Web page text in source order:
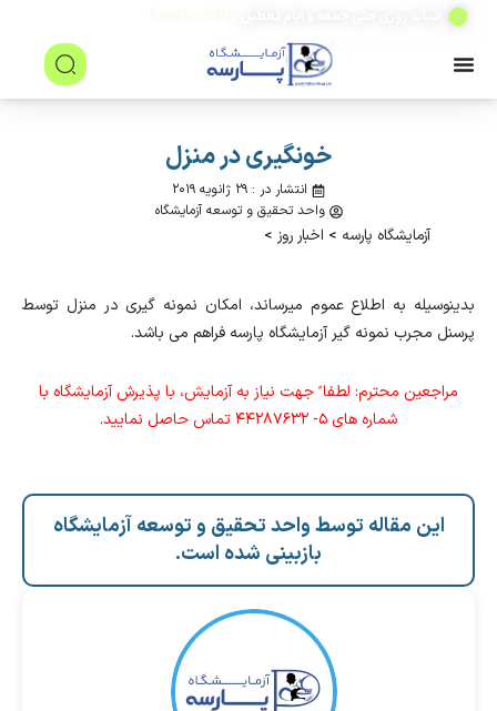
خونگیری در منزل
انتشار در : ۲۹ ژانویه ۲۰۱۹
واحد تحقیق و توسعه آزمایشگاه
آزمایشگاه پارسه > اخبار روز >
بدینوسیله به اطلاع عموم میرساند، امکان نمونه گیری در منزل توسط
پرسنل مجرب نمونه گیر آزمایشگاه پارسه فراهم می باشد.
مراجعین محترم: لطفا ً جهت نیاز به آزمایش، با پذیرش آزمایشگاه با
شماره های ۵- ۴۴۲۸۷۶۳۲ تماس حاصل نمایید.
این مقاله توسط واحد تحقیق و توسعه آزمایشگاه
بازبینی شده است.